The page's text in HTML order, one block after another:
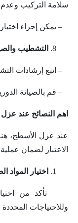
سلامة التركيب
– يمكن إجراء
التشطيب
– اتبع إرشادات
– قم بالصيانة
اهم النصائح عند
عند عزل الأسطح،
الاعتبار لضمان
اختيار المواد
– تأكد من اختيار
وللاحتياجات